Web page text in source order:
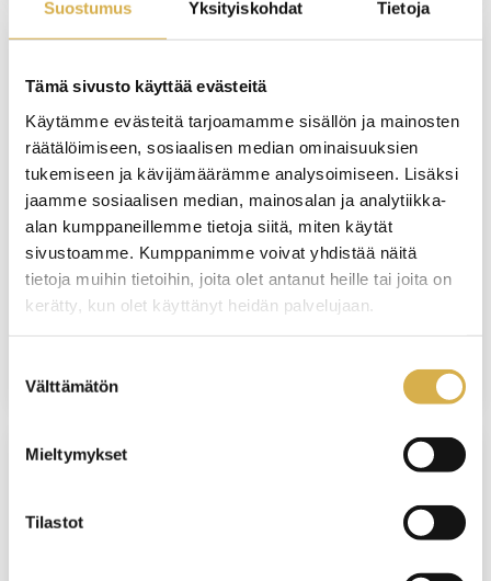
Suostumus Yksityiskohdat Tietoja
Tämä sivusto käyttää evästeitä
Käytämme evästeitä tarjoamamme sisällön ja mainosten
räätälöimiseen, sosiaalisen median ominaisuuksien
tukemiseen ja kävijämäärämme analysoimiseen. Lisäksi
jaamme sosiaalisen median, mainosalan ja analytiikka-
alan kumppaneillemme tietoja siitä, miten käytät
sivustoamme. Kumppanimme voivat yhdistää näitä
tietoja muihin tietoihin, joita olet antanut heille tai joita on
kerätty, kun olet käyttänyt heidän palvelujaan.
valinta
Välttämätön
Mieltymykset
Tilastot
VERKKOTOTEUTUS
Isännöintityön koulutusohjelma |
Tervetuloa kehittämään
isännöitsijätaitojasi
KOULUTUS ALKAA
19.5.2027
VIIMEINEN ILMOITTAUTUMISPÄIVÄ
Isännöintityön koulutusohjelma |